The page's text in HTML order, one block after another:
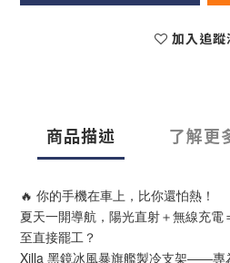
加入追蹤
商品描述 了解更
🔥 你的手機在車上，比你還怕熱！
夏天一開導航，陽光直射＋無線充
至直接罷工？
Xilla 黑鏡冰風暴旗艦製冷支架——專